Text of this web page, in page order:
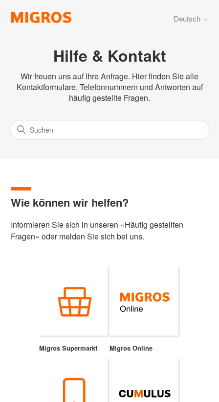
Deutsch
Hilfe & Kontakt
Wir freuen uns auf Ihre Anfrage. Hier finden Sie alle
Kontaktformulare, Telefonnummern und Antworten auf
häufig gestellte Fragen.
Wie können wir helfen?
Informieren Sie sich in unseren «Häufig gestellten
Fragen» oder melden Sie sich bei uns.
Migros Supermarkt Migros Online